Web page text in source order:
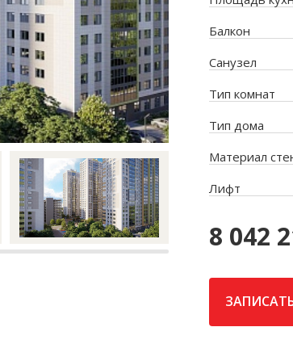
Балкон
Санузел
Тип комнат
Тип дома
Материал
Лифт
8 042